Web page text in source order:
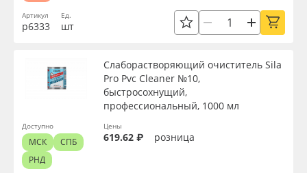
Артикул
р6333
Ед.
шт
Слаборастворяющий очиститель Sila
Pro Pvc Cleaner №10,
быстросохнущий,
профессиональный, 1000 мл
Цены
619.62 ₽ розница
Доступно
МСК
СПБ
РНД